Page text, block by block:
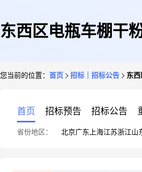
东西区电瓶车棚干
您当前的位置： 首页 招标｜招标公告 东
首页 招标预告 招标公告
省份地区： 北京广东 上海江苏浙江山